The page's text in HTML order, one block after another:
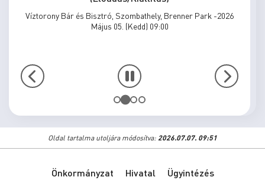
Víztorony Bár és Bisztró, Szombathely, Brenner Park -2026
Május 05. (Kedd) 09:00
Oldal tartalma utoljára módosítva: 2026.07.07. 09:51
Önkormányzat Hivatal
Ügyintézés